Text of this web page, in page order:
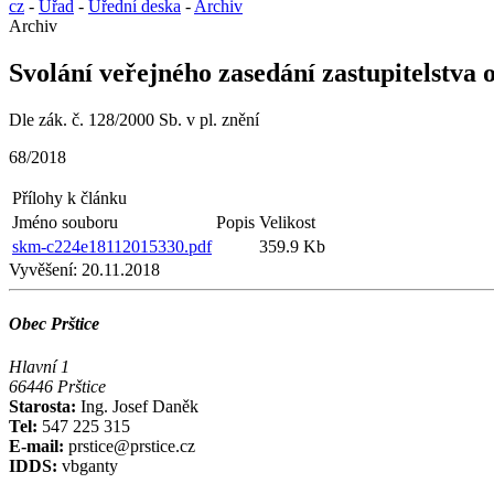
cz - Úřad - Úřední deska - Archiv
Archiv
Svolání veřejného zasedání zastupitelstva
Dle zák. č. 128/2000 Sb. v pl. znění
68/2018
Přílohy k článku
Jméno souboru
Popis Velikost
skm-c224e18112015330.pdf
359.9 Kb
Vyvěšení: 20.11.2018
Obec Prštice
Hlavní 1
66446 Prštice
Starosta: Ing. Josef Daněk
Tel: 547 225 315
E-mail: prstice@prstice.cz
IDDS: vbganty